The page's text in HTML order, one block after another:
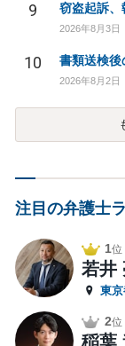
9 窃盗起訴、
2026年8月3日
10
2026年8月2日
注目の弁護士
1位
若井
東
2位
稲葉